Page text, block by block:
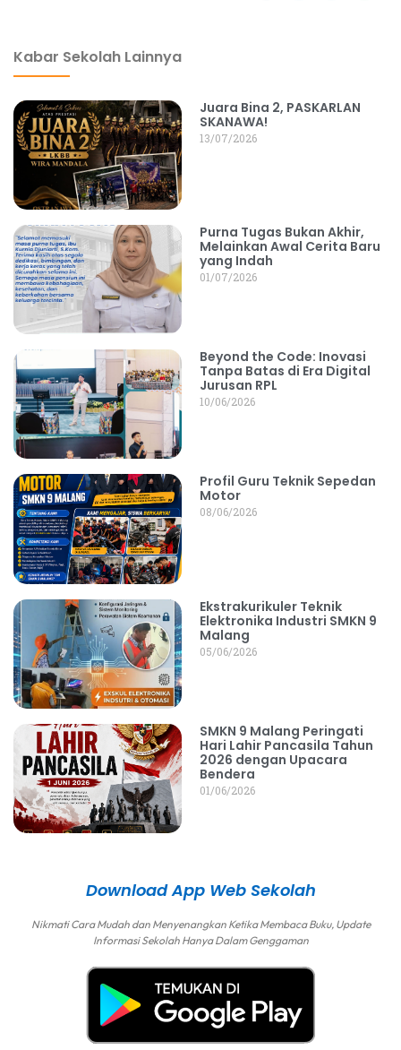
Kabar Sekolah Lainnya
Juara Bina 2, PASKARLAN
SKANAWA!
13/07/2026
Purna Tugas Bukan Akhir,
Melainkan Awal Cerita Baru
yang Indah
01/07/2026
Beyond the Code: Inovasi
Tanpa Batas di Era Digital
Jurusan RPL
10/06/2026
Profil Guru Teknik Sepedan
Motor
08/06/2026
Ekstrakurikuler Teknik
Elektronika Industri SMKN 9
Malang
05/06/2026
SMKN 9 Malang Peringati
Hari Lahir Pancasila Tahun
2026 dengan Upacara
Bendera
01/06/2026
Download App Web Sekolah
Nikmati Cara Mudah dan Menyenangkan Ketika Membaca Buku, Update
Informasi Sekolah Hanya Dalam Genggaman